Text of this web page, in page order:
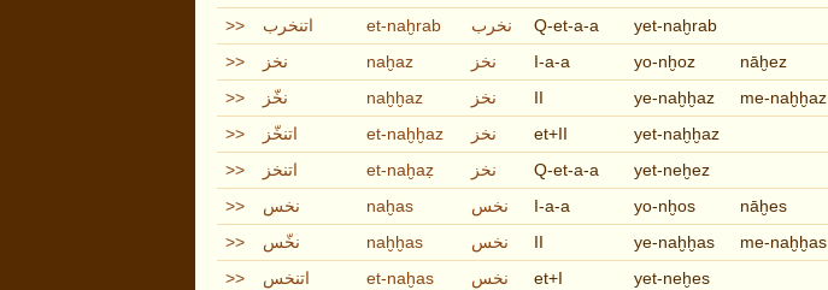
>> اتنخرب et-naḫrab نخرب Q-et-a-a yet-naḫrab
>> نخز naḫaz نخز I-a-a yo-nḫoz nāḫez
>> نخّز naḫḫaz نخز II ye-naḫḫaz me-naḫḫaz
>> اتنخّز et-naḫḫaz نخز et+II yet-naḫḫaz
>> اتنخز et-naḫaẓ نخز Q-et-a-a yet-neḫez
>> نخس naḫas نخس I-a-a yo-nḫos nāḫes
>> نخّس naḫḫas نخس II ye-naḫḫas me-naḫḫas
>> اتنخس et-naḫas نخس et+I yet-neḫes